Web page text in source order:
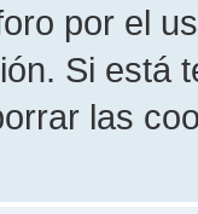
por el
Si está
las